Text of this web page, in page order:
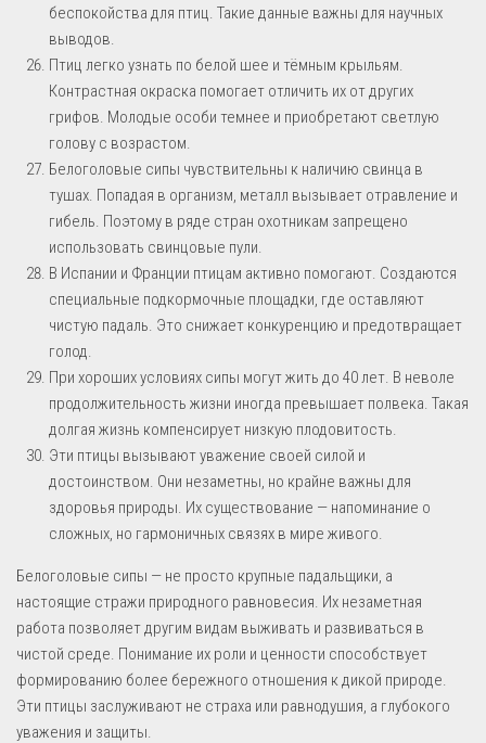
беспокойства для птиц. Такие данные важны для научных
выводов.
Птиц легко узнать по белой шее и тёмным крыльям.
Контрастная окраска помогает отличить их от других
грифов. Молодые особи темнее и приобретают светлую
голову с возрастом.
Белоголовые сипы чувствительны к наличию свинца в
тушах. Попадая в организм, металл вызывает отравление и
гибель. Поэтому в ряде стран охотникам запрещено
использовать свинцовые пули.
В Испании и Франции птицам активно помогают. Создаются
специальные подкормочные площадки, где оставляют
чистую падаль. Это снижает конкуренцию и предотвращает
голод.
При хороших условиях сипы могут жить до 40 лет. В неволе
продолжительность жизни иногда превышает полвека. Такая
долгая жизнь компенсирует низкую плодовитость.
Эти птицы вызывают уважение своей силой и
достоинством. Они незаметны, но крайне важны для
здоровья природы. Их существование — напоминание о
сложных, но гармоничных связях в мире живого.
Белоголовые сипы — не просто крупные падальщики, а
настоящие стражи природного равновесия. Их незаметная
работа позволяет другим видам выживать и развиваться в
чистой среде. Понимание их роли и ценности способствует
формированию более бережного отношения к дикой природе.
Эти птицы заслуживают не страха или равнодушия, а глубокого
уважения и защиты.